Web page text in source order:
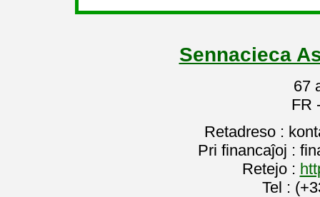
Sennacieca
67
FR
Retadreso :
Pri financaĵoj :
Retejo :
Tel :